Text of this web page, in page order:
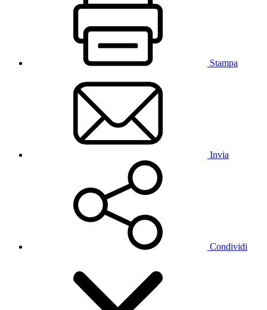
Stampa
Invia
Condividi